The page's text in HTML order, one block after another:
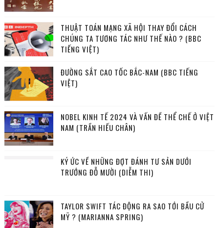
THUẬT TOÁN MẠNG XÃ HỘI THAY ĐỔI CÁCH
CHÚNG TA TƯƠNG TÁC NHƯ THẾ NÀO ? (BBC
TIẾNG VIỆT)
ĐƯỜNG SẮT CAO TỐC BẮC-NAM (BBC TIẾNG
VIỆT)
NOBEL KINH TẾ 2024 VÀ VẤN ĐỀ THỂ CHẾ Ở VIỆT
NAM (TRẦN HIẾU CHÂN)
KÝ ỨC VỀ NHỮNG ĐỢT ĐÁNH TƯ SẢN DƯỚI
TRƯỚNG ĐỖ MƯỜI (DIỄM THI)
TAYLOR SWIFT TÁC ĐỘNG RA SAO TỚI BẦU CỬ
MỸ ? (MARIANNA SPRING)